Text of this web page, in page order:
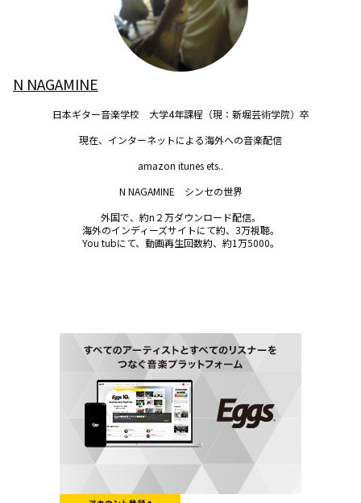
N NAGAMINE
日本ギター音楽学校　大学4年課程（現：新堀芸術学院）卒
現在、インターネットによる海外への音楽配信
amazon itunes ets..
N NAGAMINE　シンセの世界
外国で、約n２万ダウンロード配信。
海外のインディーズサイトにて約、3万視聴。
You tubにて、動画再生回数約、約1万5000。